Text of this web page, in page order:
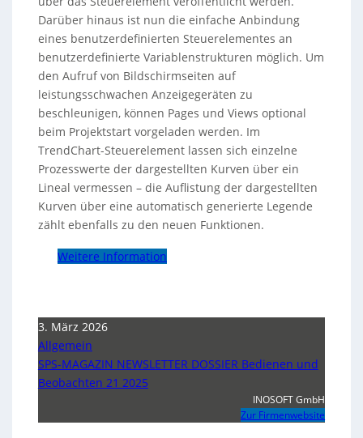
Darüber hinaus ist nun die einfache Anbindung
eines benutzerdefinierten Steuerelementes an
benutzerdefinierte Variablenstrukturen möglich. Um
den Aufruf von Bildschirmseiten auf
leistungsschwachen Anzeigegeräten zu
beschleunigen, können Pages und Views optional
beim Projektstart vorgeladen werden. Im
TrendChart-Steuerelement lassen sich einzelne
Prozesswerte der dargestellten Kurven über ein
Lineal vermessen – die Auflistung der dargestellten
Kurven über eine automatisch generierte Legende
zählt ebenfalls zu den neuen Funktionen.
Weitere Information
3. März 2026
Allgemein
SPS-MAGAZIN NEWSLETTER DOSSIER Bedienen und
Beobachten 21 2025
INOSOFT GmbH
Zur Firmenwebsite